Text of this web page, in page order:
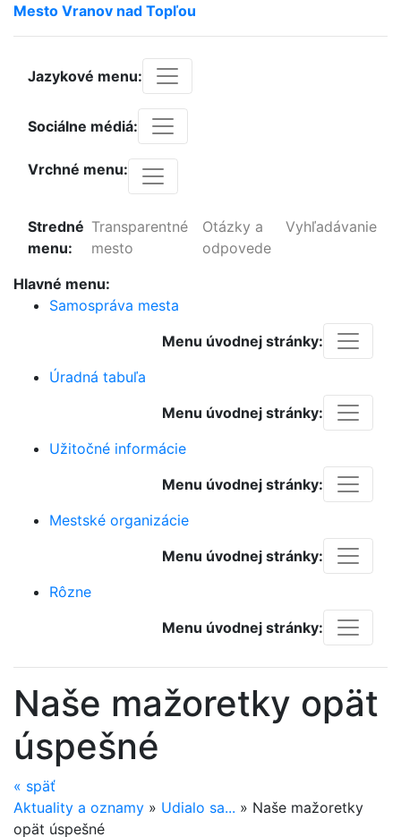
Mesto Vranov nad Topľou
Jazykové menu:
Sociálne médiá:
Vrchné menu:
Stredné
menu:
Transparentné
mesto
Otázky a
odpovede
Vyhľadávanie
Hlavné menu:
Samospráva mesta
Menu úvodnej stránky:
Úradná tabuľa
Menu úvodnej stránky:
Užitočné informácie
Menu úvodnej stránky:
Mestské organizácie
Menu úvodnej stránky:
Rôzne
Menu úvodnej stránky:
Naše mažoretky opät
úspešné
« späť
Aktuality a oznamy » Udialo sa... » Naše mažoretky
opät úspešné